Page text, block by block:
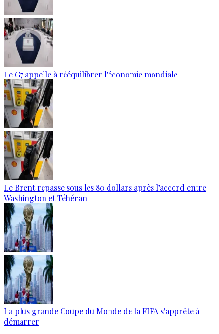
Le G7 appelle à rééquilibrer l'économie mondiale
Le Brent repasse sous les 80 dollars après l’accord entre
Washington et Téhéran
La plus grande Coupe du Monde de la FIFA s'apprête à
démarrer